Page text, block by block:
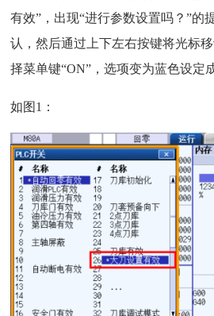
有效”，出现“进行参数设置吗？”的
认，然后通过上下左右按键将光标
择菜单键“ON”，选项变为蓝色设定
如图1：